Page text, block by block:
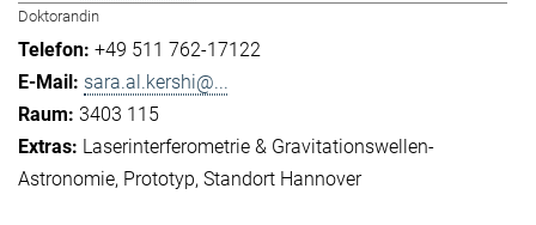
Doktorandin
+49 511 762-17122
sara.al.kershi@...
3403 115
Laserinterferometrie & Gravitationswellen-
Astronomie Prototyp Standort Hannover